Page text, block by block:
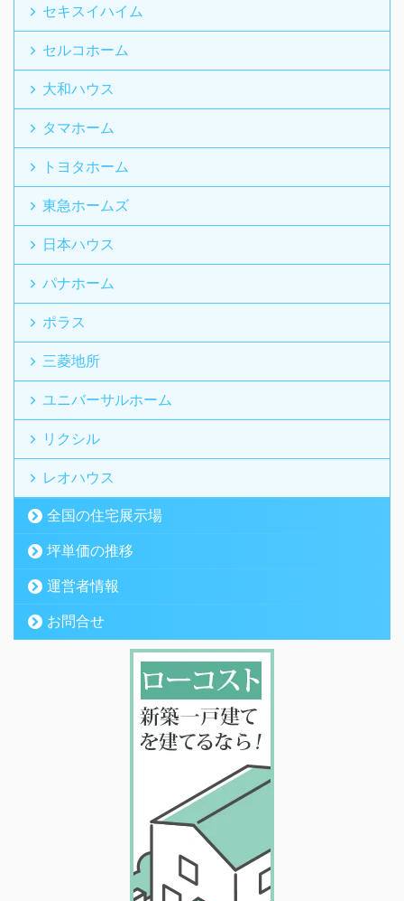
セキスイハイム
セルコホーム
大和ハウス
タマホーム
トヨタホーム
東急ホームズ
日本ハウス
パナホーム
ポラス
三菱地所
ユニバーサルホーム
リクシル
レオハウス
全国の住宅展示場
坪単価の推移
運営者情報
お問合せ